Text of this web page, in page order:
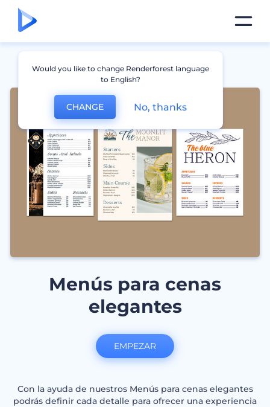
Menús para cenas
elegantes
Con la ayuda de nuestros Menús para cenas elegantes
podrás definir cada detalle para ofrecer una experiencia
EMPEZAR
Would you like to change Renderforest language
to English?
CHANGE No, thanks